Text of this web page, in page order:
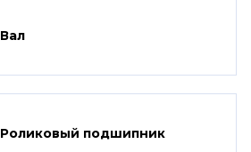
Вал
Роликовый подшипник